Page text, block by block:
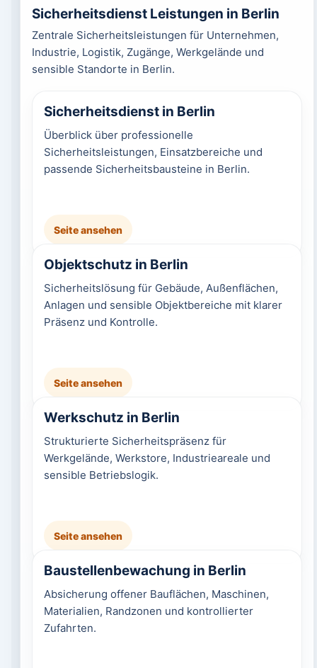
Sicherheitsdienst Leistungen in Berlin
Zentrale Sicherheitsleistungen für Unternehmen,
Industrie, Logistik, Zugänge, Werkgelände und
sensible Standorte in Berlin.
Sicherheitsdienst in Berlin
Überblick über professionelle
Sicherheitsleistungen, Einsatzbereiche und
passende Sicherheitsbausteine in Berlin.
Seite ansehen
Objektschutz in Berlin
Sicherheitslösung für Gebäude, Außenflächen,
Anlagen und sensible Objektbereiche mit klarer
Präsenz und Kontrolle.
Seite ansehen
Werkschutz in Berlin
Strukturierte Sicherheitspräsenz für
Werkgelände, Werkstore, Industrieareale und
sensible Betriebslogik.
Seite ansehen
Baustellenbewachung in Berlin
Absicherung offener Bauflächen, Maschinen,
Materialien, Randzonen und kontrollierter
Zufahrten.